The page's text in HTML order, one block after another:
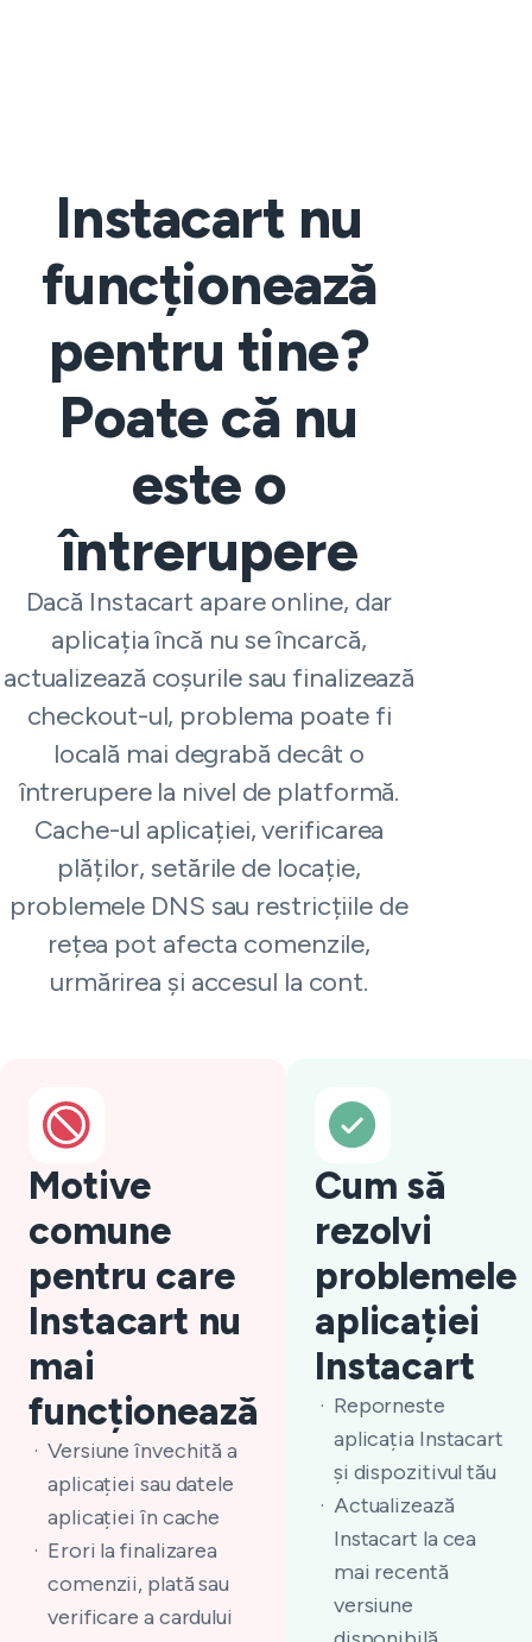
Instacart nu
funcționează
pentru tine?
Poate că nu
este o
întrerupere
Dacă Instacart apare online, dar
aplicația încă nu se încarcă,
actualizează coșurile sau finalizează
checkout-ul, problema poate fi
locală mai degrabă decât o
întrerupere la nivel de platformă.
Cache-ul aplicației, verificarea
plăților, setările de locație,
problemele DNS sau restricțiile de
rețea pot afecta comenzile,
urmărirea și accesul la cont.
Motive
comune
pentru care
Instacart nu
mai
funcționează
Versiune învechită a
aplicației sau datele
aplicației în cache
Erori la finalizarea
comenzii, plată sau
verificare a cardului
Cum să
rezolvi
problemele
aplicației
Instacart
Reporneste
aplicația Instacart
și dispozitivul tău
Actualizează
Instacart la cea
mai recentă
versiune